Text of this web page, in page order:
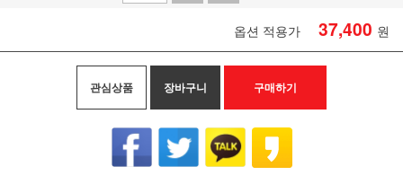
옵션 적용가 37,400 원
관심상품 장바구니 구매하기